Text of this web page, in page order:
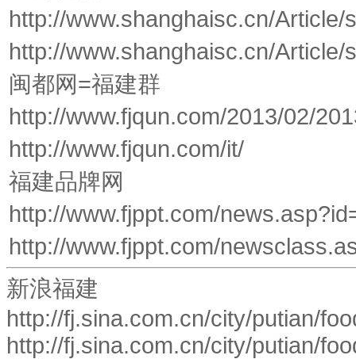
http://www.shanghaisc.cn/
http://www.shanghaisc.cn/
闽都网=福建群
http://www.fjqun.com/2013/02/
http://www.fjqun.com/it/
福建品牌网
http://www.fjppt.com/
http://www.fjppt.com/
新浪福建
http://fj.sina.com.cn/city/putian/
http://fj.sina.com.cn/city/putian/